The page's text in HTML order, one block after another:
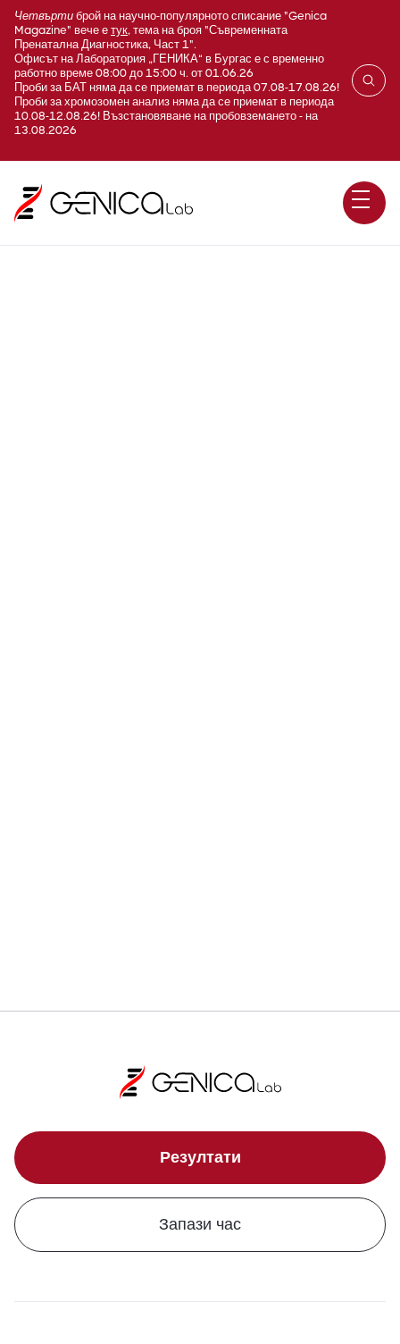
Четвърти брой на научно-популярното списание "Genica
Magazine" вече е тук, тема на броя "Съвременната
Пренатална Диагностика, Част 1".
Офисът на Лаборатория „ГЕНИКА“ в Бургас е с временно
работно време 08:00 до 15:00 ч. от 01.06.26
Проби за БАТ няма да се приемат в периода 07.08-17.08.26!
Проби за хромозомен анализ няма да се приемат в периода
10.08-12.08.26! Възстановяване на пробовземането - на
13.08.2026
Резултати
Запази час